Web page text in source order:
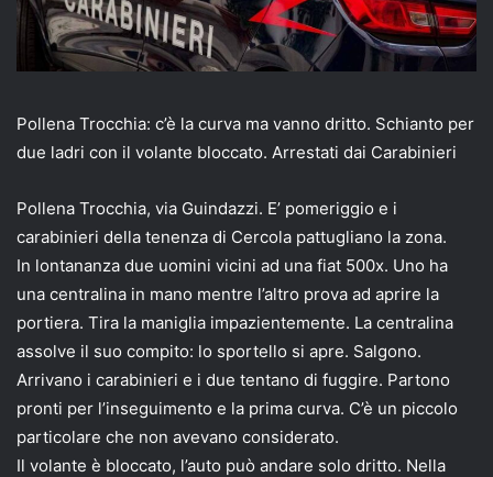
Pollena Trocchia: c’è la curva ma vanno dritto. Schianto per
due ladri con il volante bloccato. Arrestati dai Carabinieri
Pollena Trocchia, via Guindazzi. E’ pomeriggio e i
carabinieri della tenenza di Cercola pattugliano la zona.
In lontananza due uomini vicini ad una fiat 500x. Uno ha
una centralina in mano mentre l’altro prova ad aprire la
portiera. Tira la maniglia impazientemente. La centralina
assolve il suo compito: lo sportello si apre. Salgono.
Arrivano i carabinieri e i due tentano di fuggire. Partono
pronti per l’inseguimento e la prima curva. C’è un piccolo
particolare che non avevano considerato.
Il volante è bloccato, l’auto può andare solo dritto. Nella